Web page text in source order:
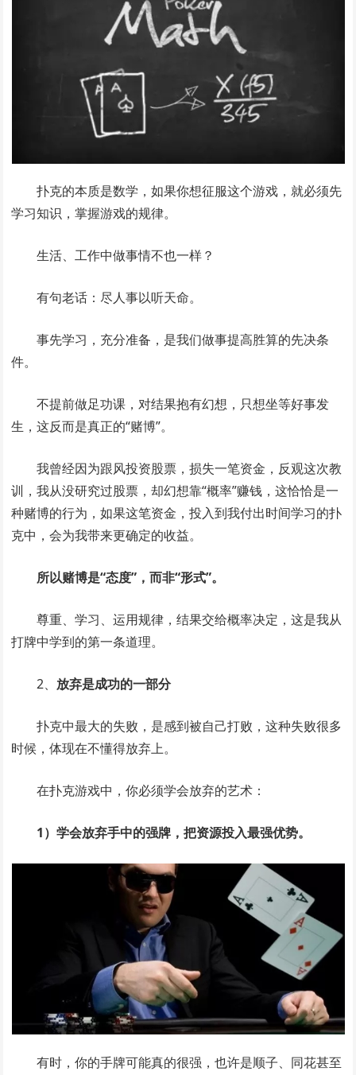
扑克的本质是数学，如果你想征服这个游戏，就必须先
学习知识，掌握游戏的规律。
生活、工作中做事情不也一样？
有句老话：尽人事以听天命。
事先学习，充分准备，是我们做事提高胜算的先决条
件。
不提前做足功课，对结果抱有幻想，只想坐等好事发
生，这反而是真正的“赌博”。
我曾经因为跟风投资股票，损失一笔资金，反观这次教
训，我从没研究过股票，却幻想靠“概率”赚钱，这恰恰是一
种赌博的行为，如果这笔资金，投入到我付出时间学习的扑
克中，会为我带来更确定的收益。
所以赌博是“态度”，而非“形式”。
尊重、学习、运用规律，结果交给概率决定，这是我从
打牌中学到的第一条道理。
2、 放弃是成功的一部分
扑克中最大的失败，是感到被自己打败，这种失败很多
时候，体现在不懂得放弃上。
在扑克游戏中，你必须学会放弃的艺术：
1）学会放弃手中的强牌，把资源投入最强优势。
有时，你的手牌可能真的很强，也许是顺子、同花甚至